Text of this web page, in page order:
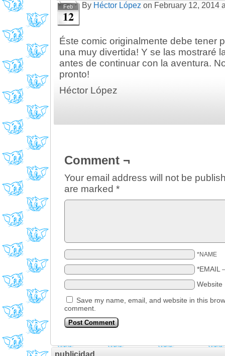
Feb
12
By Héctor López on February 12, 2014
Éste comic originalmente debe tener
una muy divertida! Y se las mostraré
antes de continuar con la aventura.
pronto!
Héctor López
Comment ¬
Your email address will not be
are marked *
*NAME
*EMAIL
Website
Save my name, email, and website in this
comment.
publicidad